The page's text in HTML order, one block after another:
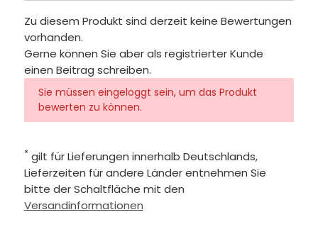
Zu diesem Produkt sind derzeit keine Bewertungen
vorhanden.
Gerne können Sie aber als registrierter Kunde
einen Beitrag schreiben.
Sie müssen eingeloggt sein, um das Produkt
bewerten zu können.
* gilt für Lieferungen innerhalb Deutschlands,
Lieferzeiten für andere Länder entnehmen Sie
bitte der Schaltfläche mit den
Versandinformationen